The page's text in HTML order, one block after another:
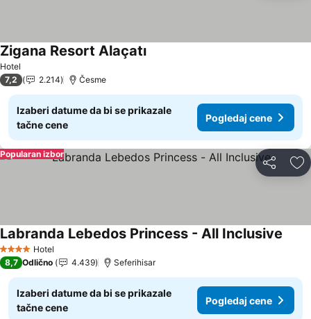
Hotel
Zigana Resort Alaçatı
7,2 2.214 Česme
Izaberi datume da bi se prikazale
tačne cene
Pogledaj cene
Deli
Popularan izbor
4 ZvezdiceHotel
Labranda Lebedos Princess - All Inclusive
8,7 Odlično 4.439 Seferihisar
Izaberi datume da bi se prikazale
tačne cene
Pogledaj cene